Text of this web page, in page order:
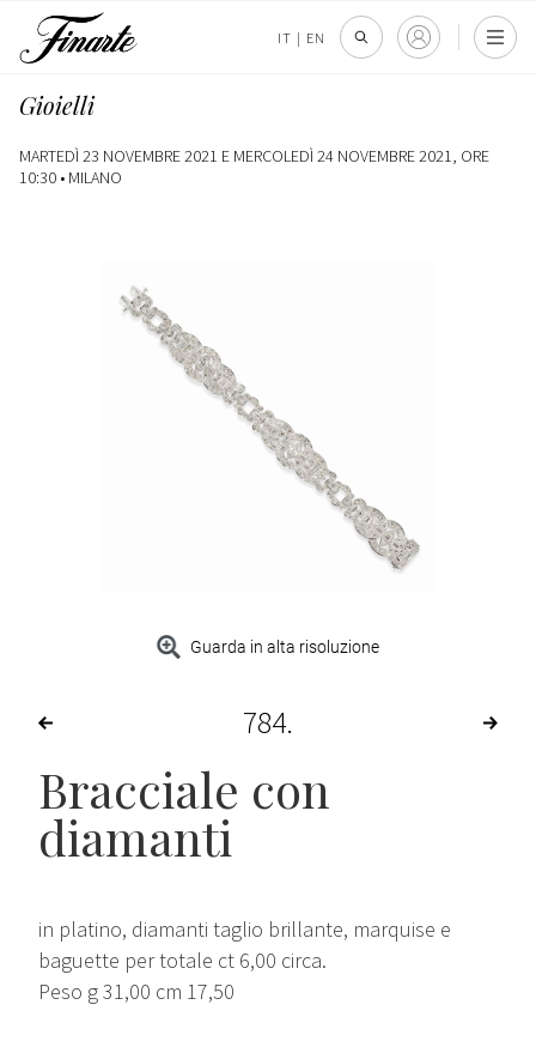
IT | EN
Gioielli
MARTEDÌ 23 NOVEMBRE 2021 E MERCOLEDÌ 24 NOVEMBRE 2021, ORE
10:30 • MILANO
Guarda in alta risoluzione
784
Bracciale con
diamanti
in platino, diamanti taglio brillante, marquise e
baguette per totale ct 6,00 circa.
Peso g 31,00 cm 17,50